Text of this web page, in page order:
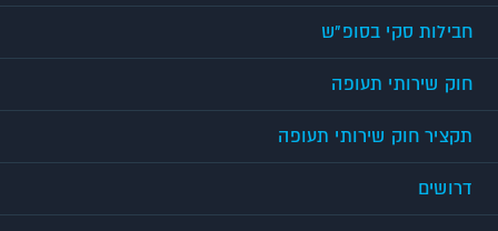
חבילות סקי בסופ"ש
חוק שירותי תעופה
תקציר חוק שירותי תעופה
דרושים